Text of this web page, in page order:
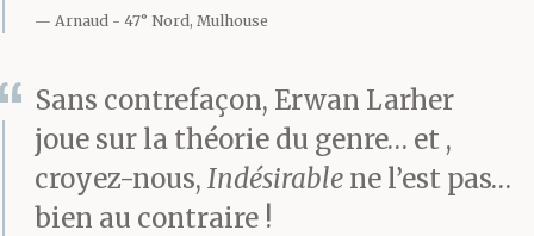
Arnaud 47° Nord, Mulhouse
Sans contrefaçon, Erwan Larher
joue sur la théorie du genre… et ,
croyez-nous, Indésirable ne l’est pas…
bien au contraire !